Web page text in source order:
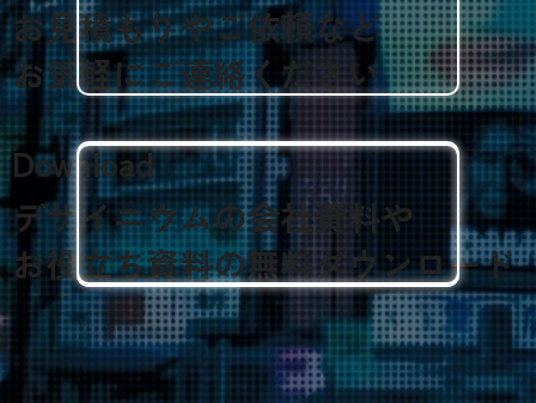
お見積もりやご依頼など
​お気軽にご連絡ください
Download
デザイニウムの会社資料や
​お役立ち資料の無料ダウンロード